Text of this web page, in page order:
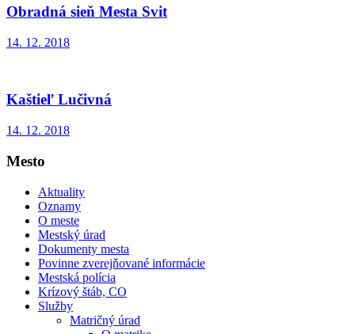
Obradná sieň Mesta Svit
14. 12. 2018
Kaštieľ Lučivná
14. 12. 2018
Mesto
Aktuality
Oznamy
O meste
Mestský úrad
Dokumenty mesta
Povinne zverejňované informácie
Mestská polícia
Krízový štáb, CO
Služby
Matričný úrad